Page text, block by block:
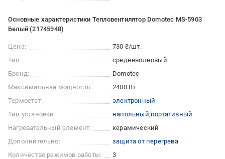
Основные характеристики Тепловентилятор Domotec MS-5903
Белый (21745948)
Цена:
730 ₴/шт.
Тип:
средневолновый
Бренд:
Domotec
Максимальная мощность:
2400 Вт
Термостат:
электронный
Тип установки:
напольный портативный
Нагревательный элемент:
керамический
Дополнительно:
защита от перегрева
Количество режимов работы:
3